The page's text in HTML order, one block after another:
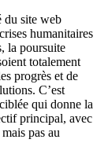
du site web
humanitaires
la poursuite
totalement
progrès et de
C’est
qui donne la
principal, avec
pas au